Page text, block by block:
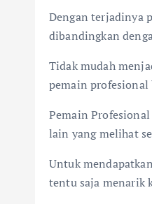
Dengan terjadinya
dibandingkan
Tidak mudah
pemain
Pemain
lain yang melihat
Untuk
tentu saja menarik